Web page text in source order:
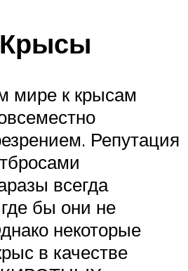
мире к крысам
Репутация
всегда
бы они не
некоторые
в качестве